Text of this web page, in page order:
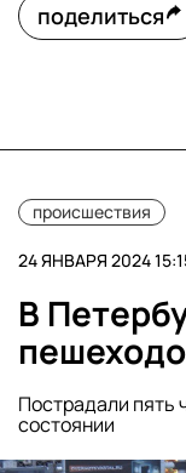
поделиться
происшествия
24 ЯНВАРЯ 2024
В
Пострадали пять
состоянии